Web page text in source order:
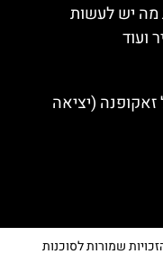
מה יש לעשות
ועוד
זאקופנה (יציאה
שמורות לסוכנות